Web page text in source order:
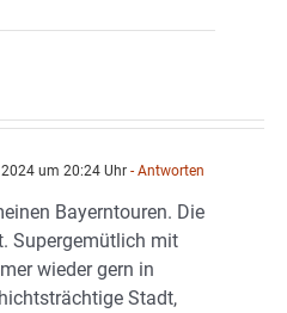
um 20:24 Uhr - Antworten
Bayerntouren. Die
Supergemütlich mit
wieder gern in
Stadt,